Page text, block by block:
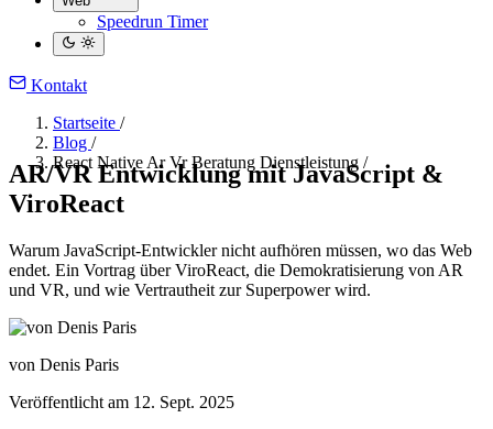
Speedrun Timer
Kontakt
Startseite /
Blog /
React Native Ar Vr Beratung Dienstleistung /
AR/VR Entwicklung mit JavaScript &
ViroReact
Warum JavaScript-Entwickler nicht aufhören müssen, wo das Web
endet. Ein Vortrag über ViroReact, die Demokratisierung von AR
und VR, und wie Vertrautheit zur Superpower wird.
von Denis Paris
Veröffentlicht am 12. Sept. 2025